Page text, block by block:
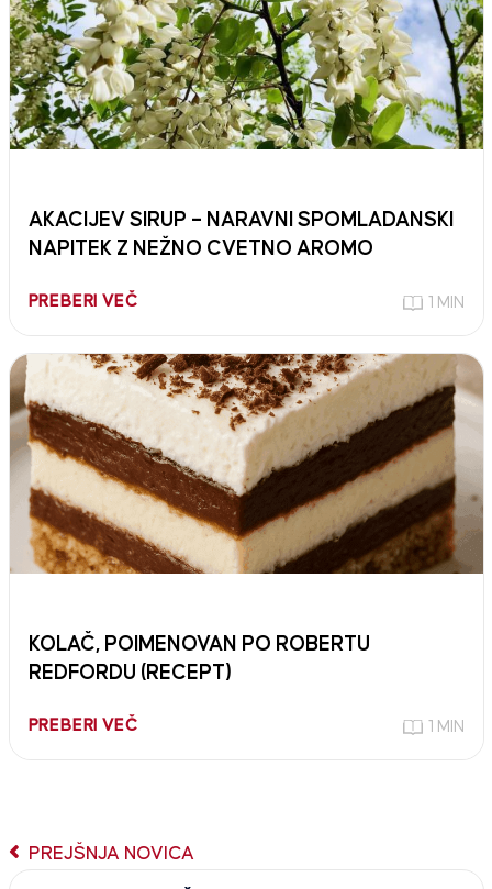
AKACIJEV SIRUP – NARAVNI SPOMLADANSKI
NAPITEK Z NEŽNO CVETNO AROMO
PREBERI VEČ 1 MIN
KOLAČ, POIMENOVAN PO ROBERTU
REDFORDU (RECEPT)
PREBERI VEČ 1 MIN
PREJŠNJA NOVICA